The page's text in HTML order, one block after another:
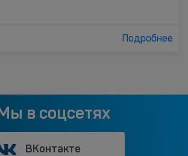
Подробнее
в соцсетях
ВКонтакте